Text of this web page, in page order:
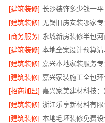
[建筑装修] 长沙装饰多少钱一
[建筑装修]
[商务服务] 永城新房装修半包
[建筑装修]
[建筑装修]
[建筑装修]
[招商加盟] 嘉兴家美建材科技
[建筑装修]
[建筑装修]